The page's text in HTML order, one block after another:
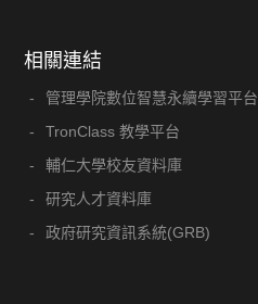
相關連結
管理學院數位智慧永續學習平台
TronClass 教學平台
輔仁大學校友資料庫
研究人才資料庫
政府研究資訊系統(GRB)